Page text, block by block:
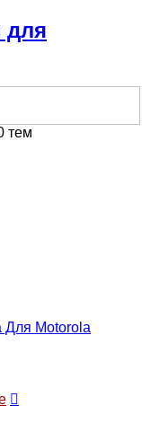
для
тем
Для Motorola